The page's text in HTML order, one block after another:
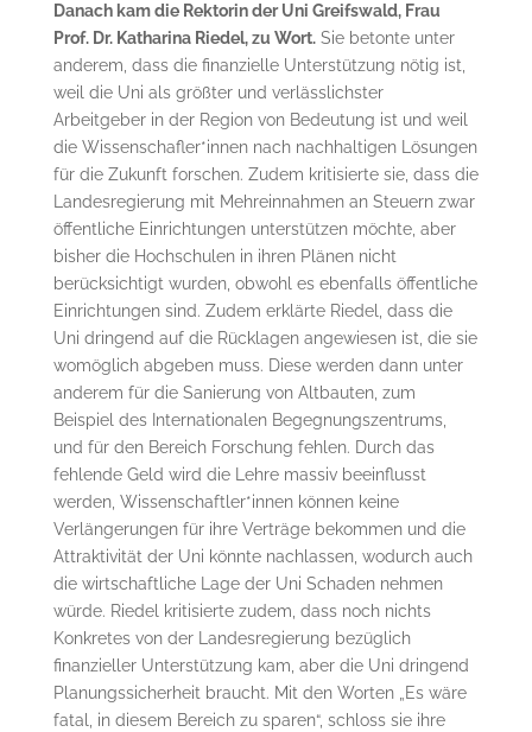
Danach kam die Rektorin der Uni Greifswald, Frau
Prof. Dr. Katharina Riedel, zu Wort.Sie betonte unter
anderem, dass die finanzielle Unterstützung nötig ist,
weil die Uni als größter und verlässlichster
Arbeitgeber in der Region von Bedeutung ist und weil
die Wissenschafler*innen nach nachhaltigen Lösungen
für die Zukunft forschen. Zudem kritisierte sie, dass die
Landesregierung mit Mehreinnahmen an Steuern zwar
öffentliche Einrichtungen unterstützen möchte, aber
bisher die Hochschulen in ihren Plänen nicht
berücksichtigt wurden, obwohl es ebenfalls öffentliche
Einrichtungen sind. Zudem erklärte Riedel, dass die
Uni dringend auf die Rücklagen angewiesen ist, die sie
womöglich abgeben muss. Diese werden dann unter
anderem für die Sanierung von Altbauten, zum
Beispiel des Internationalen Begegnungszentrums,
und für den Bereich Forschung fehlen. Durch das
fehlende Geld wird die Lehre massiv beeinflusst
werden, Wissenschaftler*innen können keine
Verlängerungen für ihre Verträge bekommen und die
Attraktivität der Uni könnte nachlassen, wodurch auch
die wirtschaftliche Lage der Uni Schaden nehmen
würde. Riedel kritisierte zudem, dass noch nichts
Konkretes von der Landesregierung bezüglich
finanzieller Unterstützung kam, aber die Uni dringend
Planungssicherheit braucht. Mit den Worten „Es wäre
fatal, in diesem Bereich zu sparen“, schloss sie ihre